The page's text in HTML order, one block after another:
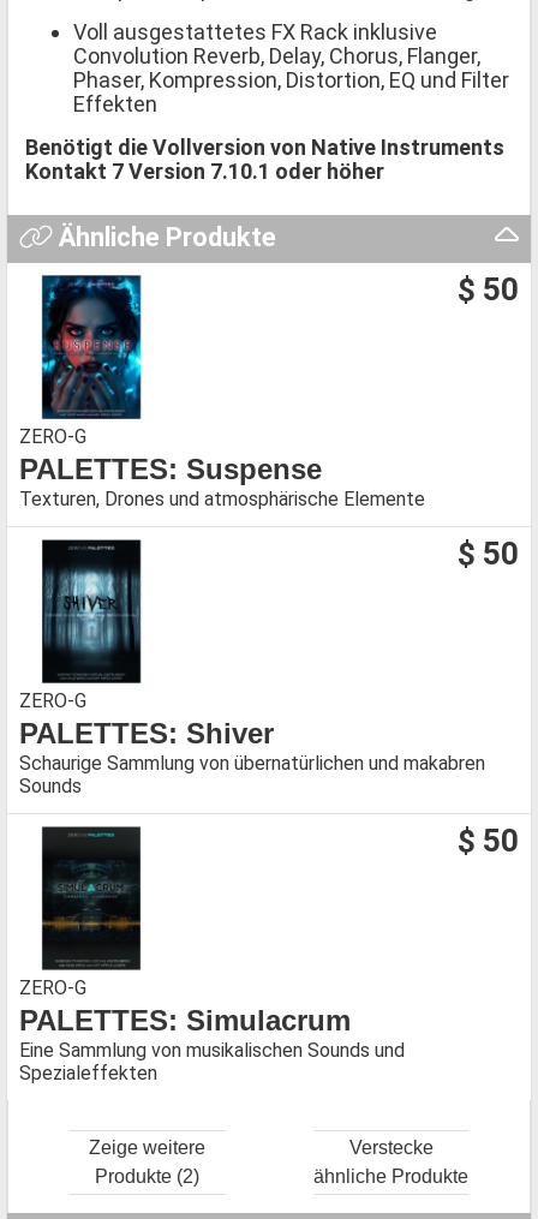
Voll ausgestattetes FX Rack inklusive
Convolution Reverb, Delay, Chorus, Flanger,
Phaser, Kompression, Distortion, EQ und Filter
Effekten
Benötigt die Vollversion von Native Instruments
Kontakt 7 Version 7.10.1 oder höher
Ähnliche Produkte
$ 50
ZERO-G
PALETTES: Suspense
Texturen, Drones und atmosphärische Elemente
$ 50
ZERO-G
PALETTES: Shiver
Schaurige Sammlung von übernatürlichen und makabren
Sounds
$ 50
ZERO-G
PALETTES: Simulacrum
Eine Sammlung von musikalischen Sounds und
Spezialeffekten
Zeige weitere
Produkte (2)
Verstecke
ähnliche Produkte